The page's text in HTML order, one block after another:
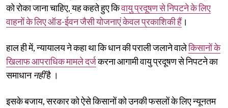
को रोका जाना चाहिए,यह कहते हुए किवायु प्रदूषण से निपटने के लिए
वाहनों के लिए ऑड-ईवन जैसी योजनाएं केवल प्रकाशिकी हैं।
हाल ही में, न्यायालय ने कहा था कि धान की पराली जलाने वालेकिसानों के
खिलाफ आपराधिक मामले दर्जकरना आगामी वायु प्रदूषण से निपटने का
समाधाननहींहै ।
इसके बजाय, सरकार को ऐसे किसानों को उनकी फसलों के लिए न्यूनतम